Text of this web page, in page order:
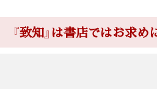
『致知』は書店ではお求め